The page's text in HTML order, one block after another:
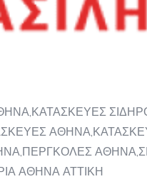
ΑΘΗΝΑ ΑΤΤΙΚΗ